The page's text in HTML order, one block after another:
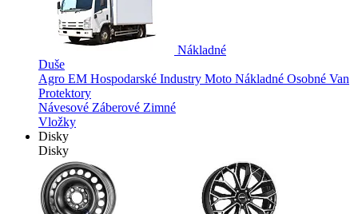
Nákladné
Duše
Agro EM Hospodarské Industry Moto Nákladné Osobné Van
Protektory
Návesové Záberové Zimné
Vložky
Disky
Disky